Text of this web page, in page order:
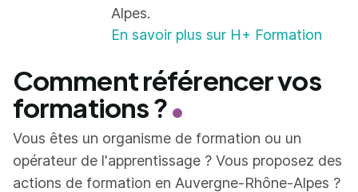
Alpes.
En savoir plus sur H+ Formation
Comment référencer vos
formations ?
Vous êtes un organisme de formation ou un
opérateur de l'apprentissage ? Vous proposez des
actions de formation en Auvergne-Rhône-Alpes ?